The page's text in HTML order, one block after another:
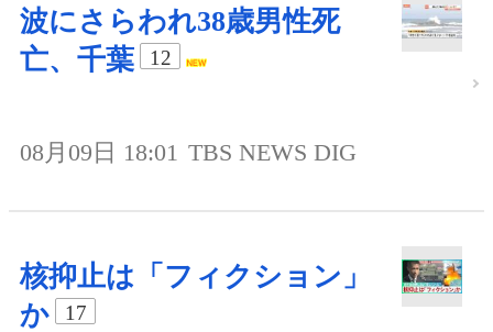
波にさらわれ38歳男性死
亡、千葉
12
08月09日 18:01 TBS NEWS DIG
核抑止は「フィクション」
か
17